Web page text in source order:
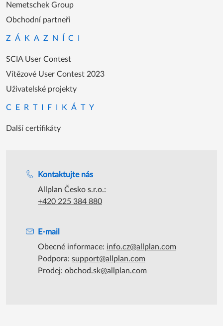
Kontaktujte nás
Allplan Česko s.r.o.:
+420 225 384 880
E-mail
Obecné informace: info.cz@allplan.com
Podpora: support@allplan.com
Prodej: obchod.sk@allplan.com
Nemetschek Group
Obchodní partneři
ZÁKAZNÍCI
SCIA User Contest
Vítězové User Contest 2023
Uživatelské projekty
CERTIFIKÁTY
Další certifikáty